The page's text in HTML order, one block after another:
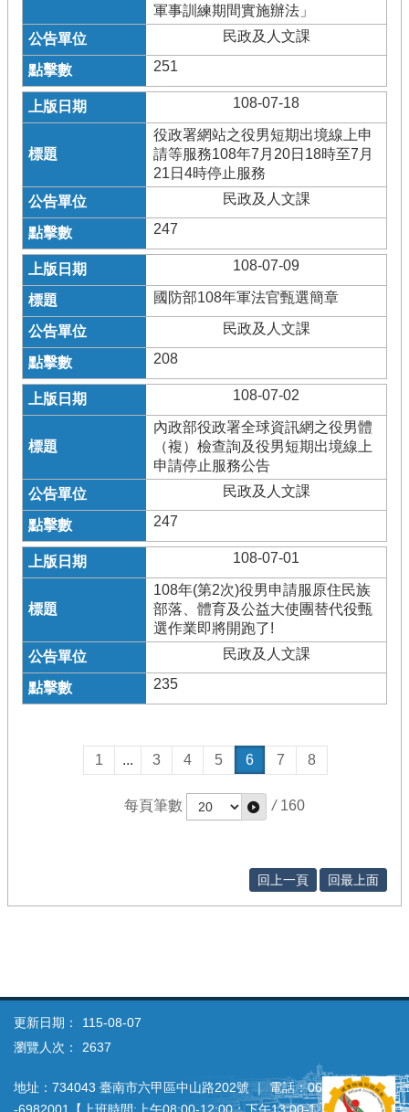
軍事訓練期間實施辦法」
民政及人文課
251
108-07-18
役政署網站之役男短期出境線上申
請等服務108年7月20日18時至7月
21日4時停止服務
民政及人文課
247
108-07-09
國防部108年軍法官甄選簡章
民政及人文課
208
108-07-02
內政部役政署全球資訊網之役男體
（複）檢查詢及役男短期出境線上
申請停止服務公告
民政及人文課
247
108-07-01
108年(第2次)役男申請服原住民族
部落、體育及公益大使團替代役甄
選作業即將開跑了!
民政及人文課
235
1 ... 3 4 5 6 7 8
每頁筆數 / 160
回上一頁 回最上面
更新日期：
115-08-07
瀏覽人次：
2637
地址：734043 臺南市六甲區中山路202號 ｜ 電話：06